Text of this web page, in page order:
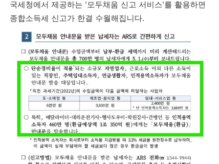
국세청에서 제공하는 '모두채움 신고 서비스'를 활용하면
종합소득세 신고가 한결 수월해집니다.